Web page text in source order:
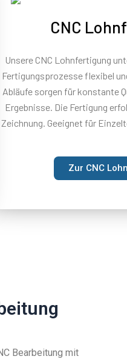
CNC
Unsere CNC Lohnfertigung
Fertigungsprozesse flexibel
Abläufe sorgen für konstante
Ergebnisse. Die Fertigung
Zeichnung. Geeignet für
Zur CNC
Bearbeitung mit